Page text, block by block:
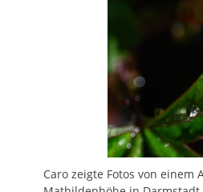
Caro zeigte Fotos von einem